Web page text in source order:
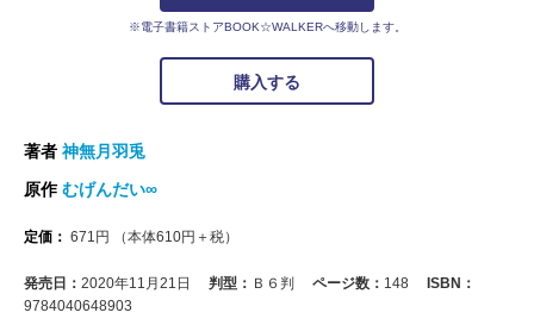
※電子書籍ストアBOOK☆WALKERへ移動します。
購入する
著者 神無月羽兎
原作むげんだい∞
定価： 671 円 （本体610円＋税）
発売日： 2020年11月21日 判型： Ｂ６判 ページ数： 148
ISBN：
9784040648903